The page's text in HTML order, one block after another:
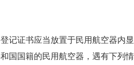
证书应当放置于民用航空器内显
国籍的民用航空器，遇有下列